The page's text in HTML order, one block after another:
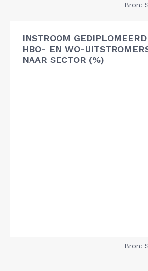
Bron:
INSTROOM
HBO- EN WO-
NAAR SECTOR (%)
Bron: